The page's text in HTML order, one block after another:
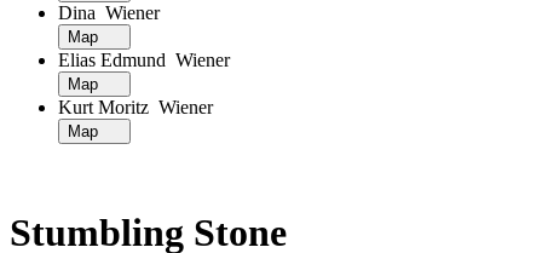
Dina Wiener
Elias Edmund Wiener
Kurt Moritz Wiener
Stumbling Stone